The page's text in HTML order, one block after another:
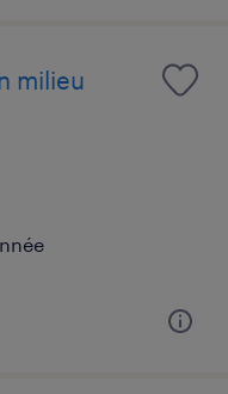
milieu